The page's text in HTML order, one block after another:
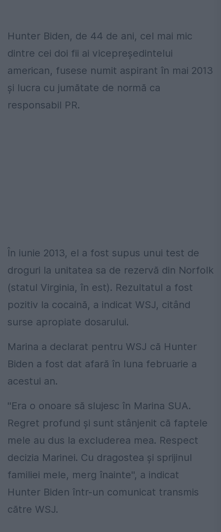
Hunter Biden, de 44 de ani, cel mai mic
dintre cei doi fii ai vicepreşedintelui
american, fusese numit aspirant în mai 2013
şi lucra cu jumătate de normă ca
responsabil PR.
În iunie 2013, el a fost supus unui test de
droguri la unitatea sa de rezervă din Norfolk
(statul Virginia, în est). Rezultatul a fost
pozitiv la cocaină, a indicat WSJ, citând
surse apropiate dosarului.
Marina a declarat pentru WSJ că Hunter
Biden a fost dat afară în luna februarie a
acestui an.
''Era o onoare să slujesc în Marina SUA.
Regret profund şi sunt stânjenit că faptele
mele au dus la excluderea mea. Respect
decizia Marinei. Cu dragostea şi sprijinul
familiei mele, merg înainte'', a indicat
Hunter Biden într-un comunicat transmis
către WSJ.